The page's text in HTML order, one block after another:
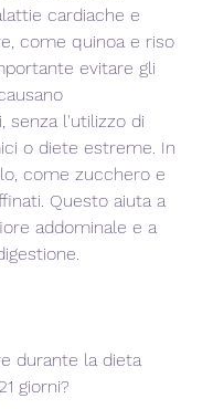
cardiache e
come quinoa e riso
evitare gli
senza l'utilizzo di
o diete estreme. In
come zucchero e
Questo aiuta a
addominale e a
durante la dieta
giorni?